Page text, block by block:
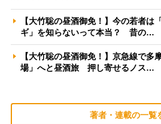
【大竹聡の昼酒御免！】今の若者は
ギ」を知らないって本当？ 昔の…
【大竹聡の昼酒御免！】京急線で多
場」へと昼酒旅 押し寄せるノス…
著者・連載の一覧